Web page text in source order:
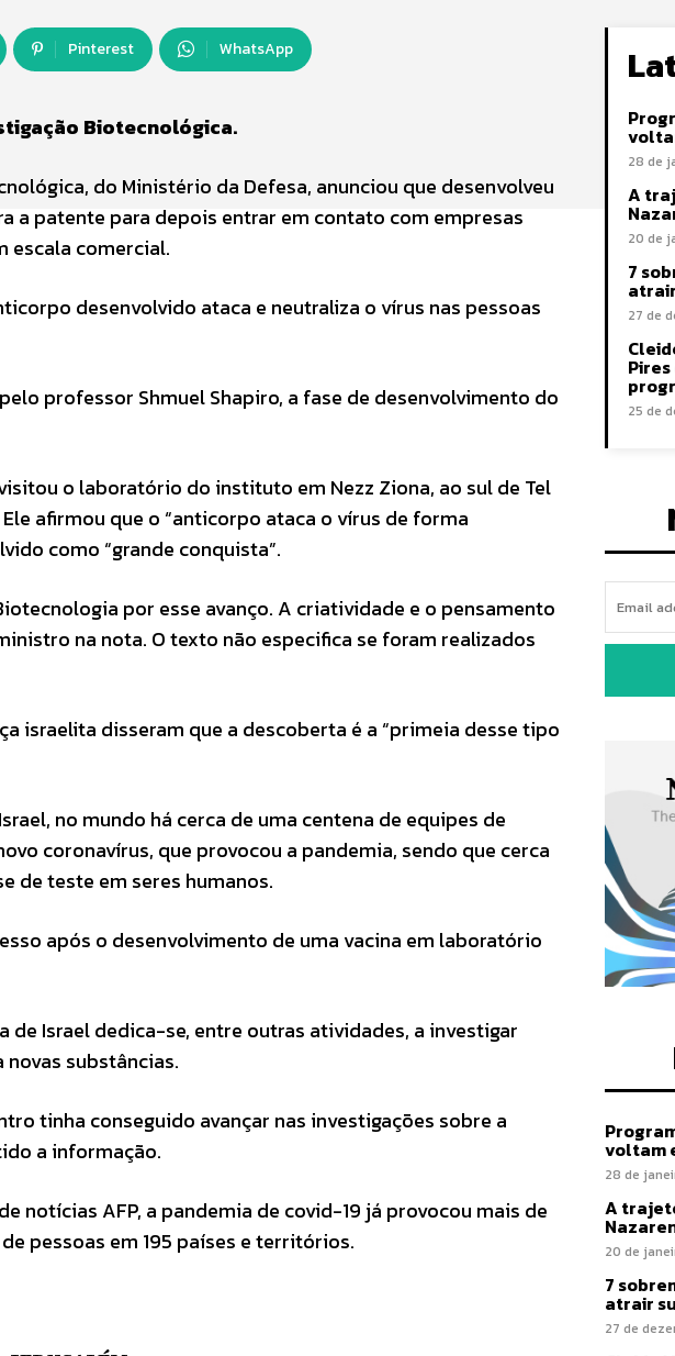
Pinterest WhatsApp
Biotecnológica.
do Ministério da Defesa, anunciou que desenvolveu
a patente para depois entrar em contato com empresas
escala comercial.
desenvolvido ataca e neutraliza o vírus nas pessoas
professor Shmuel Shapiro, a fase de desenvolvimento do
o laboratório do instituto em Nezz Ziona, ao sul de Tel
afirmou que o “anticorpo ataca o vírus de forma
como “grande conquista”.
por esse avanço. A criatividade e o pensamento
na nota. O texto não especifica se foram realizados
israelita disseram que a descoberta é a “primeia desse tipo
no mundo há cerca de uma centena de equipes de
coronavírus, que provocou a pandemia, sendo que cerca
de teste em seres humanos.
após o desenvolvimento de uma vacina em laboratório
de Israel dedica-se, entre outras atividades, a investigar
substâncias.
tinha conseguido avançar nas investigações sobre a
a informação.
notícias AFP, a pandemia de covid-19 já provocou mais de
pessoas em 195 países e territórios.
28 de
A
20 de
7
27 de
25 de
voltam
28 de
A
20 de
7
atrair
27 de